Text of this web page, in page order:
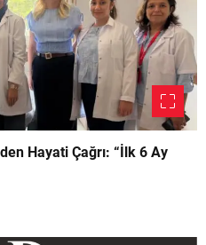
Hayati Çağrı: “İlk 6 Ay